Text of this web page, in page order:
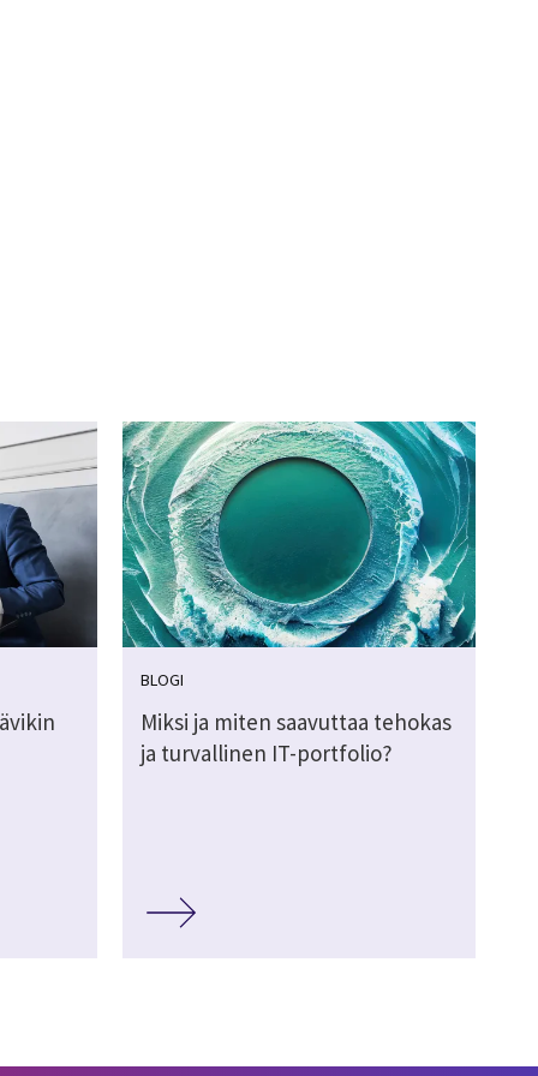
BLOGI
Miksi ja miten saavuttaa tehokas
ja turvallinen IT-portfolio?